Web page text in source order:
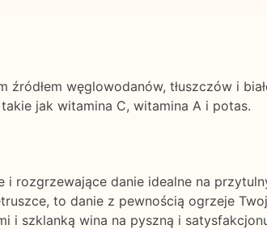
źródłem węglowodanów, tłuszczów i
jak witamina C, witamina A i potas.
rozgrzewające danie idealne na
to danie z pewnością ogrzeje
i szklanką wina na pyszną i